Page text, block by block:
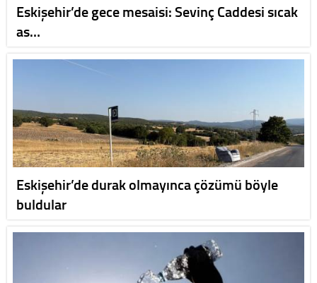
Eskişehir’de gece mesaisi: Sevinç Caddesi sıcak
as…
Eskişehir’de durak olmayınca çözümü böyle
buldular